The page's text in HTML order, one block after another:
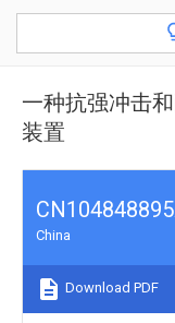
一种抗强冲击
装置
China
Download PDF